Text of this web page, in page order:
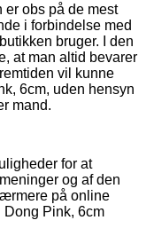
er obs på de mest
i forbindelse med
bruger. I den
at man altid bevarer
vil kunne
6cm, uden hensyn
mand.
for at
og af den
på online
Pink, 6cm